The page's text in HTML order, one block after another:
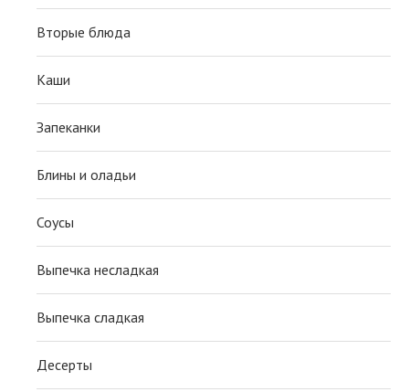
Вторые блюда
Каши
Запеканки
Блины и оладьи
Соусы
Выпечка несладкая
Выпечка сладкая
Десерты